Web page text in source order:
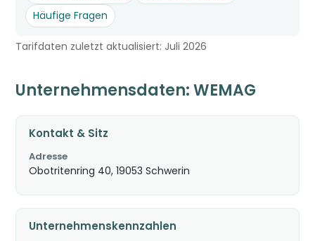
Häufige Fragen
Tarifdaten zuletzt aktualisiert: Juli 2026
Unternehmensdaten: WEMAG
Kontakt & Sitz
Adresse
Obotritenring 40, 19053 Schwerin
Unternehmenskennzahlen